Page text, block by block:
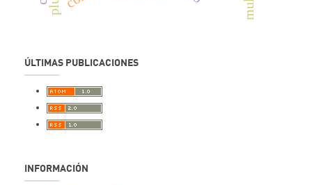
ÚLTIMAS PUBLICACIONES
INFORMACIÓN